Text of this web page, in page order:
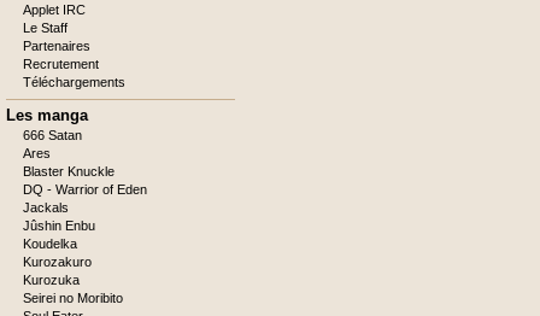
Applet IRC
Le Staff
Partenaires
Recrutement
Téléchargements
Les manga
666 Satan
Ares
Blaster Knuckle
DQ - Warrior of Eden
Jackals
Jûshin Enbu
Koudelka
Kurozakuro
Kurozuka
Seirei no Moribito